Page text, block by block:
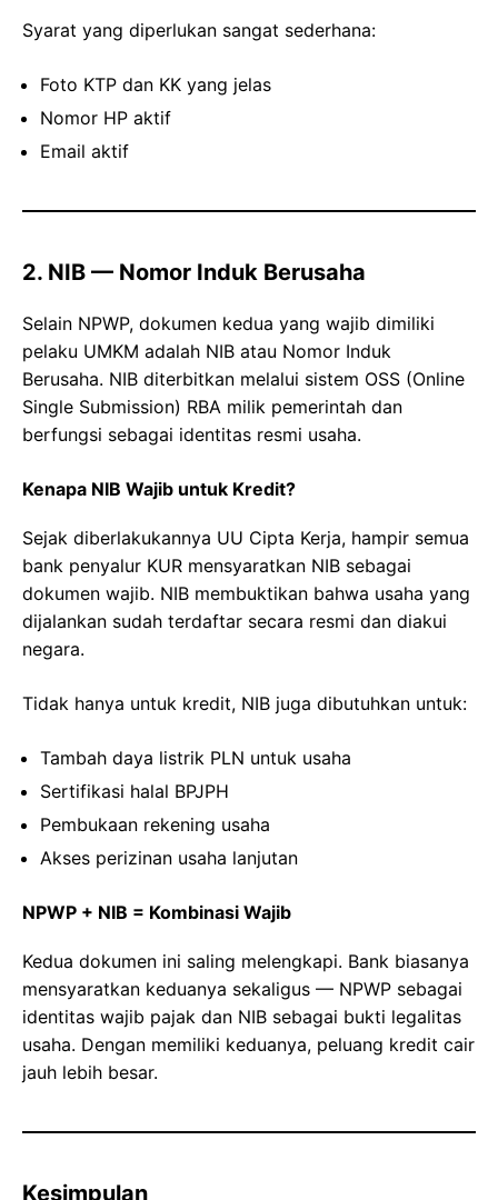
Syarat yang diperlukan sangat sederhana:
Foto KTP dan KK yang jelas
Nomor HP aktif
Email aktif
2. NIB — Nomor Induk Berusaha
Selain NPWP, dokumen kedua yang wajib dimiliki
pelaku UMKM adalah NIB atau Nomor Induk
Berusaha. NIB diterbitkan melalui sistem OSS (Online
Single Submission) RBA milik pemerintah dan
berfungsi sebagai identitas resmi usaha.
Kenapa NIB Wajib untuk Kredit?
Sejak diberlakukannya UU Cipta Kerja, hampir semua
bank penyalur KUR mensyaratkan NIB sebagai
dokumen wajib. NIB membuktikan bahwa usaha yang
dijalankan sudah terdaftar secara resmi dan diakui
negara.
Tidak hanya untuk kredit, NIB juga dibutuhkan untuk:
Tambah daya listrik PLN untuk usaha
Sertifikasi halal BPJPH
Pembukaan rekening usaha
Akses perizinan usaha lanjutan
NPWP + NIB = Kombinasi Wajib
Kedua dokumen ini saling melengkapi. Bank biasanya
mensyaratkan keduanya sekaligus — NPWP sebagai
identitas wajib pajak dan NIB sebagai bukti legalitas
usaha. Dengan memiliki keduanya, peluang kredit cair
jauh lebih besar.
Kesimpulan